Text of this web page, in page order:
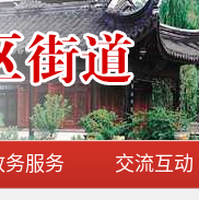
务服务 交流互动